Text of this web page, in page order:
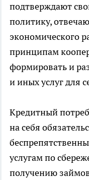
подтверждают
политику,
экономического
принципам
формировать и
и иных услуг для
Кредитный
на себя
услугам по
получению